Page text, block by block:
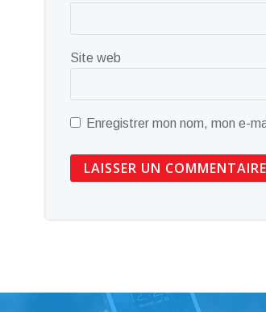
Site web
Enregistrer mon nom, mon e-